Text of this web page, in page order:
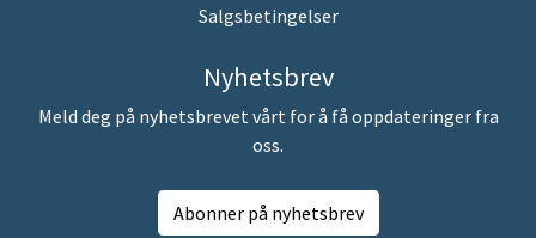
Salgsbetingelser
Nyhetsbrev
Meld deg på nyhetsbrevet vårt for å få oppdateringer fra
oss.
Abonner på nyhetsbrev